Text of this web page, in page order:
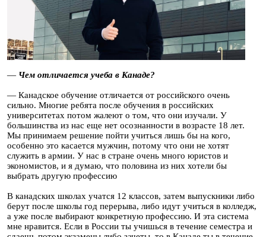
— Чем отличается учеба в Канаде?
— Канадское обучение отличается от российского очень
сильно. Многие ребята после обучения в российских
университетах потом жалеют о том, что они изучали. У
большинства из нас еще нет осознанности в возрасте 18 лет.
Мы принимаем решение пойти учиться лишь бы на кого,
особенно это касается мужчин, потому что они не хотят
служить в армии. У нас в стране очень много юристов и
экономистов, и я думаю, что половина из них хотели бы
выбрать другую профессию
В канадских школах учатся 12 классов, затем выпускники либо
берут после школы год перерыва, либо идут учиться в колледж,
а уже после выбирают конкретную профессию. И эта система
мне нравится. Если в России ты учишься в течение семестра и